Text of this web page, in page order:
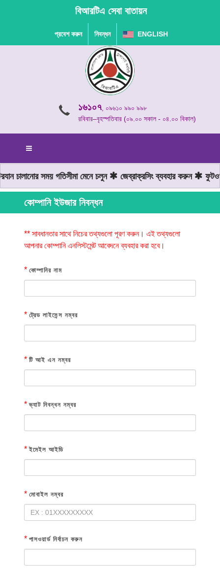
বিআরটিএ সেবা বাতায়ন
প্রবেশ করুন নিবন্ধন ENGLISH
১৬১০৭, ০৯৬১০ ৯৯০ ৯৯৮
রবিবার–বৃহস্পতিবার (০৯.০০ সকাল - ০৪.০০ বিকাল)
চালানোর সময় গতিসীমা মেনে চলুন জেব্রাক্রসিং ব্যবহার করুন
কোম্পানি ইউজার নিবন্ধন
** সাবধানতার সাথে নিচের তথ্যগুলো পূরণ করুন। এই তথ্যগুলো
আপনার কোম্পানি এনলিস্টমেন্ট আবেদনে ব্যবহার করা হবে।
* কোম্পানির নাম
* ট্রেড লাইসেন্স নম্বর
* টি আই এন নম্বর
* ভ্যাট নিবন্ধন নম্বর
* ইমেইল আইডি
* মোবাইল নম্বর
* পাসওয়ার্ড নির্বাচন করুন